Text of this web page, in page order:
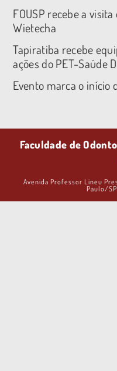
FOUSP recebe a
Wietecha
Tapiratiba recebe
ações do PET-Saúde
Evento marca o início
Faculdade de
Avenida Professor Lineu
Paulo/